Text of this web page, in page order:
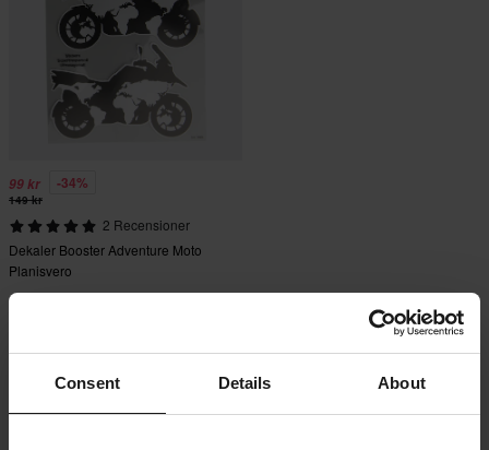
Consent Details About
99 kr -34%
149 kr
2 Recensioner
Dekaler Booster Adventure Moto
Planisvero